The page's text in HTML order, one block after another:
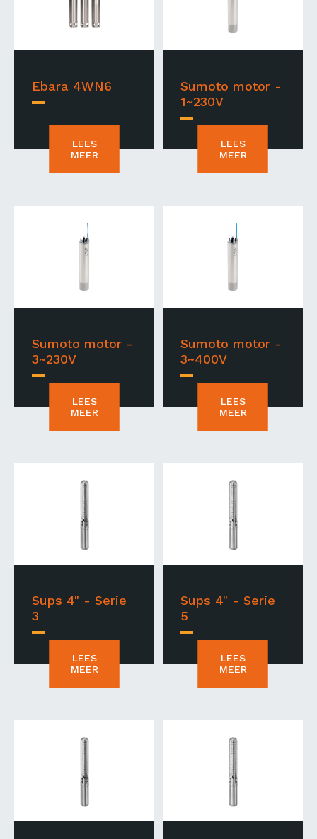
Ebara 4WN6
LEES
MEER
Sumoto motor -
1~230V
LEES
MEER
Sumoto motor -
3~230V
LEES
MEER
Sumoto motor -
3~400V
LEES
MEER
Sups 4" - Serie
3
LEES
MEER
Sups 4" - Serie
5
LEES
MEER